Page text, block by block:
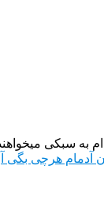
به سبکی
آدمام هرچی بگی